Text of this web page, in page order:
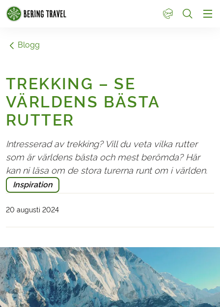
1
Blogg
TREKKING – SE
VÄRLDENS BÄSTA
RUTTER
Intresserad av trekking? Vill du veta vilka rutter
som är världens bästa och mest berömda? Här
kan ni läsa om de stora turerna runt om i världen.
Inspiration
20 augusti 2024